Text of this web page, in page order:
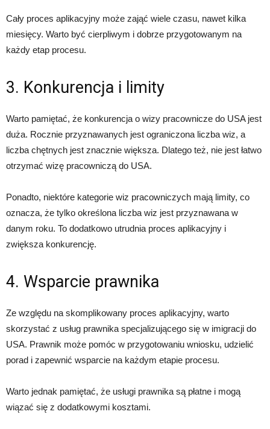
Cały proces aplikacyjny może zająć wiele czasu, nawet kilka
miesięcy. Warto być cierpliwym i dobrze przygotowanym na
każdy etap procesu.
3. Konkurencja i limity
Warto pamiętać, że konkurencja o wizy pracownicze do USA jest
duża. Rocznie przyznawanych jest ograniczona liczba wiz, a
liczba chętnych jest znacznie większa. Dlatego też, nie jest łatwo
otrzymać wizę pracowniczą do USA.
Ponadto, niektóre kategorie wiz pracowniczych mają limity, co
oznacza, że tylko określona liczba wiz jest przyznawana w
danym roku. To dodatkowo utrudnia proces aplikacyjny i
zwiększa konkurencję.
4. Wsparcie prawnika
Ze względu na skomplikowany proces aplikacyjny, warto
skorzystać z usług prawnika specjalizującego się w imigracji do
USA. Prawnik może pomóc w przygotowaniu wniosku, udzielić
porad i zapewnić wsparcie na każdym etapie procesu.
Warto jednak pamiętać, że usługi prawnika są płatne i mogą
wiązać się z dodatkowymi kosztami.